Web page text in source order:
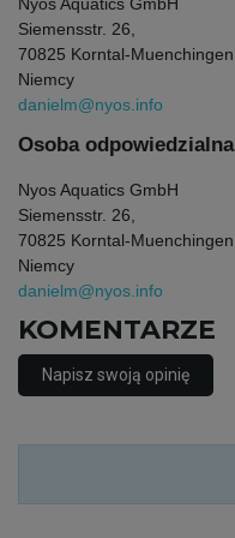
Siemensstr. 26,
70825 Korntal-Muenchingen,
Niemcy
danielm@nyos.info
Osoba odpowiedzialna
Nyos Aquatics GmbH
Siemensstr. 26,
70825 Korntal-Muenchingen,
Niemcy
danielm@nyos.info
KOMENTARZE
Napisz swoją opinię